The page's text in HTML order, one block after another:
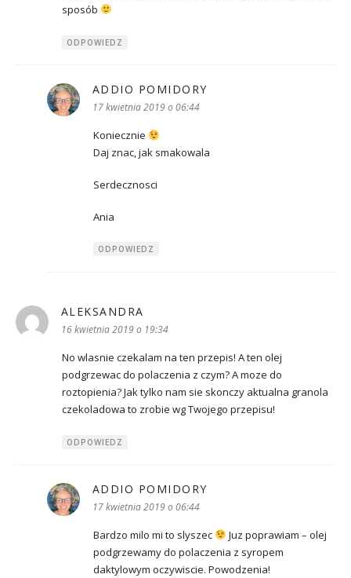
sposób
ODPOWIEDZ
ADDIO POMIDORY
17 kwietnia 2019 o 06:44
Koniecznie
Daj znac, jak smakowala
Serdecznosci
Ania
ODPOWIEDZ
ALEKSANDRA
16 kwietnia 2019 o 19:34
No wlasnie czekalam na ten przepis! A ten olej
podgrzewac do polaczenia z czym? A moze do
roztopienia? Jak tylko nam sie skonczy aktualna granola
czekoladowa to zrobie wg Twojego przepisu!
ODPOWIEDZ
ADDIO POMIDORY
17 kwietnia 2019 o 06:44
Bardzo milo mi to slyszec
Juz poprawiam – olej
podgrzewamy do polaczenia z syropem
daktylowym oczywiscie. Powodzenia!